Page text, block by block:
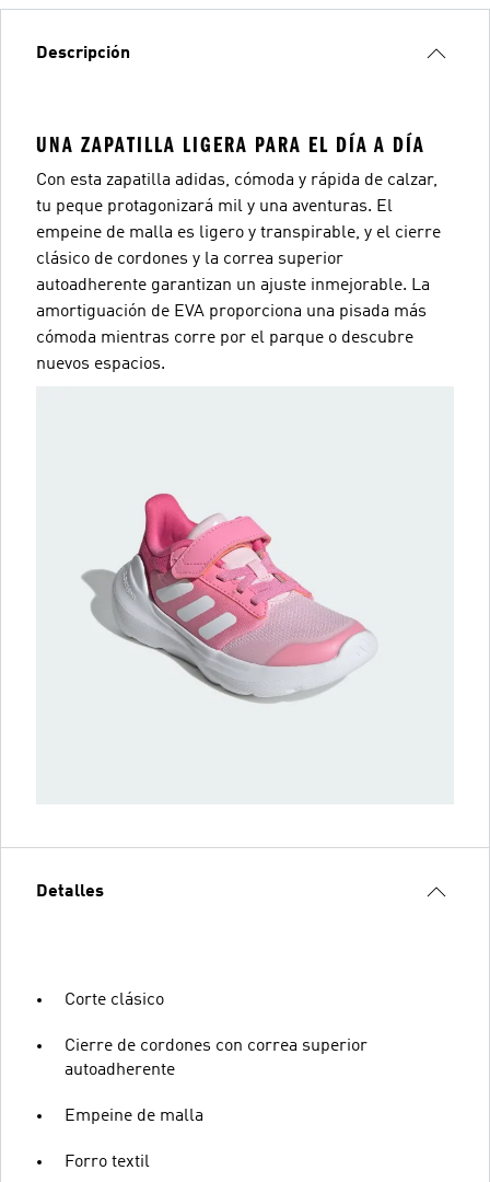
Descripción
UNA ZAPATILLA LIGERA PARA EL DÍA A DÍA
Con esta zapatilla adidas, cómoda y rápida de calzar,
tu peque protagonizará mil y una aventuras. El
empeine de malla es ligero y transpirable, y el cierre
clásico de cordones y la correa superior
autoadherente garantizan un ajuste inmejorable. La
amortiguación de EVA proporciona una pisada más
cómoda mientras corre por el parque o descubre
nuevos espacios.
Detalles
Corte clásico
Cierre de cordones con correa superior
autoadherente
Empeine de malla
Forro textil